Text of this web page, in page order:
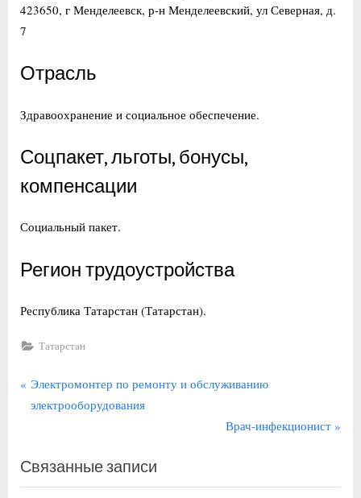
423650, г Менделеевск, р-н Менделеевский, ул Северная, д.
7
Отрасль
Здравоохранение и социальное обеспечение.
Соцпакет, льготы, бонусы,
компенсации
Социальный пакет.
Регион трудоустройства
Республика Татарстан (Татарстан).
Татарстан
Навигация
по
П
р
ы
д
Электромонтер по ремонту и обслуживанию
электрооборудования
С
д
Врач-инфекционист
Связанные записи